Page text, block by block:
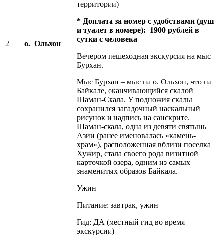
2 о. Ольхон
территории)
* Доплата за номер с удобствами (душ
и туалет в номере): 1900 рублей в
сутки с человека
Вечером пешеходная экскурсия на мыс
Бурхан.
Мыс Бурхан – мыс на о. Ольхон, что на
Байкале, оканчивающийся скалой
Шаман-Скала. У подножия скалы
сохранился загадочный наскальный
рисунок и надпись на cанскрите.
Шаман-скала, одна из девяти святынь
Азии (ранее именовалась «камень-
храм»), расположенная вблизи поселка
Хужир, стала своего рода визитной
карточкой озера, одним из самых
знаменитых образов Байкала.
Ужин
Питание: завтрак, ужин
Гид: ДА (местный гид во время
экскурсии)